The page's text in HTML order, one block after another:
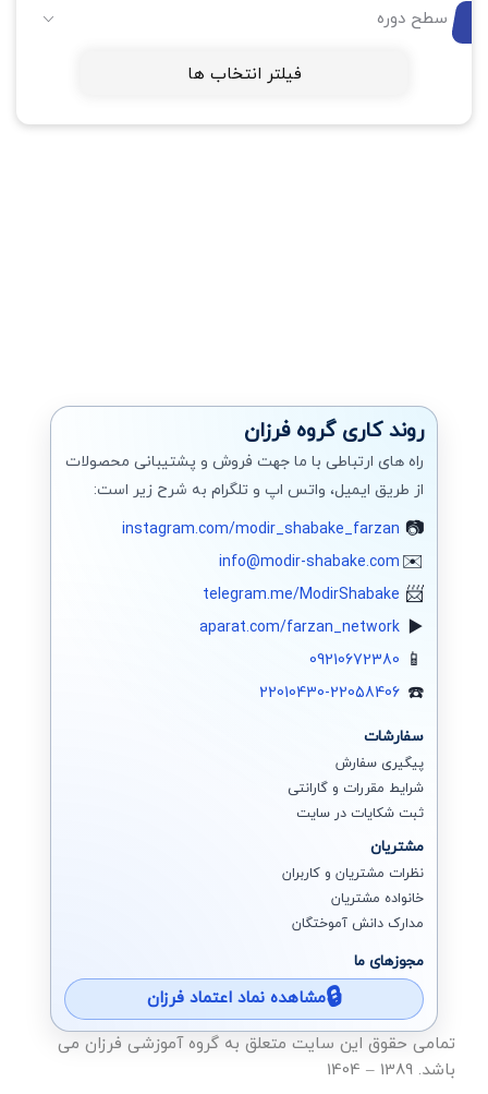
سطح دوره
فیلتر انتخاب ها
روند کاری گروه فرزان
راه های ارتباطی با ما جهت فروش و پشتیبانی محصولات
از طریق ایمیل، واتس اپ و تلگرام به شرح زیر است:
instagram.com/modir_shabake_farzan
info@modir-shabake.com
telegram.me/ModirShabake
aparat.com/farzan_network
09210672380
22010430-22058406
سفارشات
پیگیری سفارش
شرایط مقررات و گارانتی
ثبت شکایات در سایت
مشتریان
نظرات مشتریان و کاربران
خانواده مشتریان
مدارک دانش آموختگان
مجوزهای ما
مشاهده نماد اعتماد فرزان
تمامی حقوق این سایت متعلق به گروه آموزشی فرزان می
باشد. 1389 – 1404